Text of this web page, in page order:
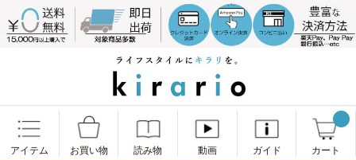
アイテム お買い物 読み物 動画 ガイド カート